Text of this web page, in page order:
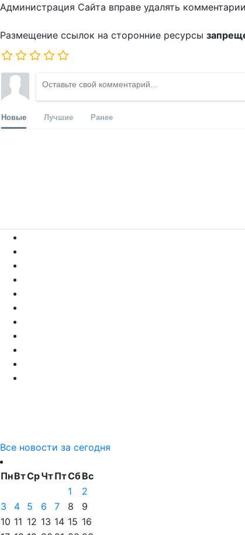
Администрация Сайта вправе удалять
Размещение ссылок на сторонние ресурсы
Новые Лучшие Ранее
Все новости за сегодня
ПнВтСрЧтПтСбВс
1
2
3
4 5 6 7 8
9
10 11 12 13 14 15 16